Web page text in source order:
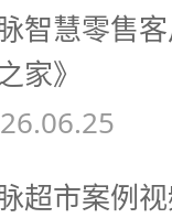
智慧零售
家》
超市案例